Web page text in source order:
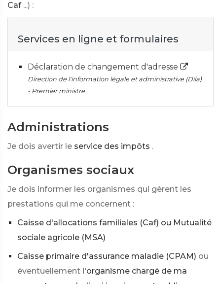
Caf ...) :
Services en ligne et formulaires
Déclaration de changement d'adresse
Direction de l'information légale et administrative (Dila)
- Premier ministre
Administrations
Je dois avertir le service des impôts .
Organismes sociaux
Je dois informer les organismes qui gèrent les
prestations qui me concernent :
Caisse d'allocations familiales (Caf) ou Mutualité
sociale agricole (MSA)
Caisse primaire d'assurance maladie (CPAM) ou
éventuellement l'organisme chargé de ma